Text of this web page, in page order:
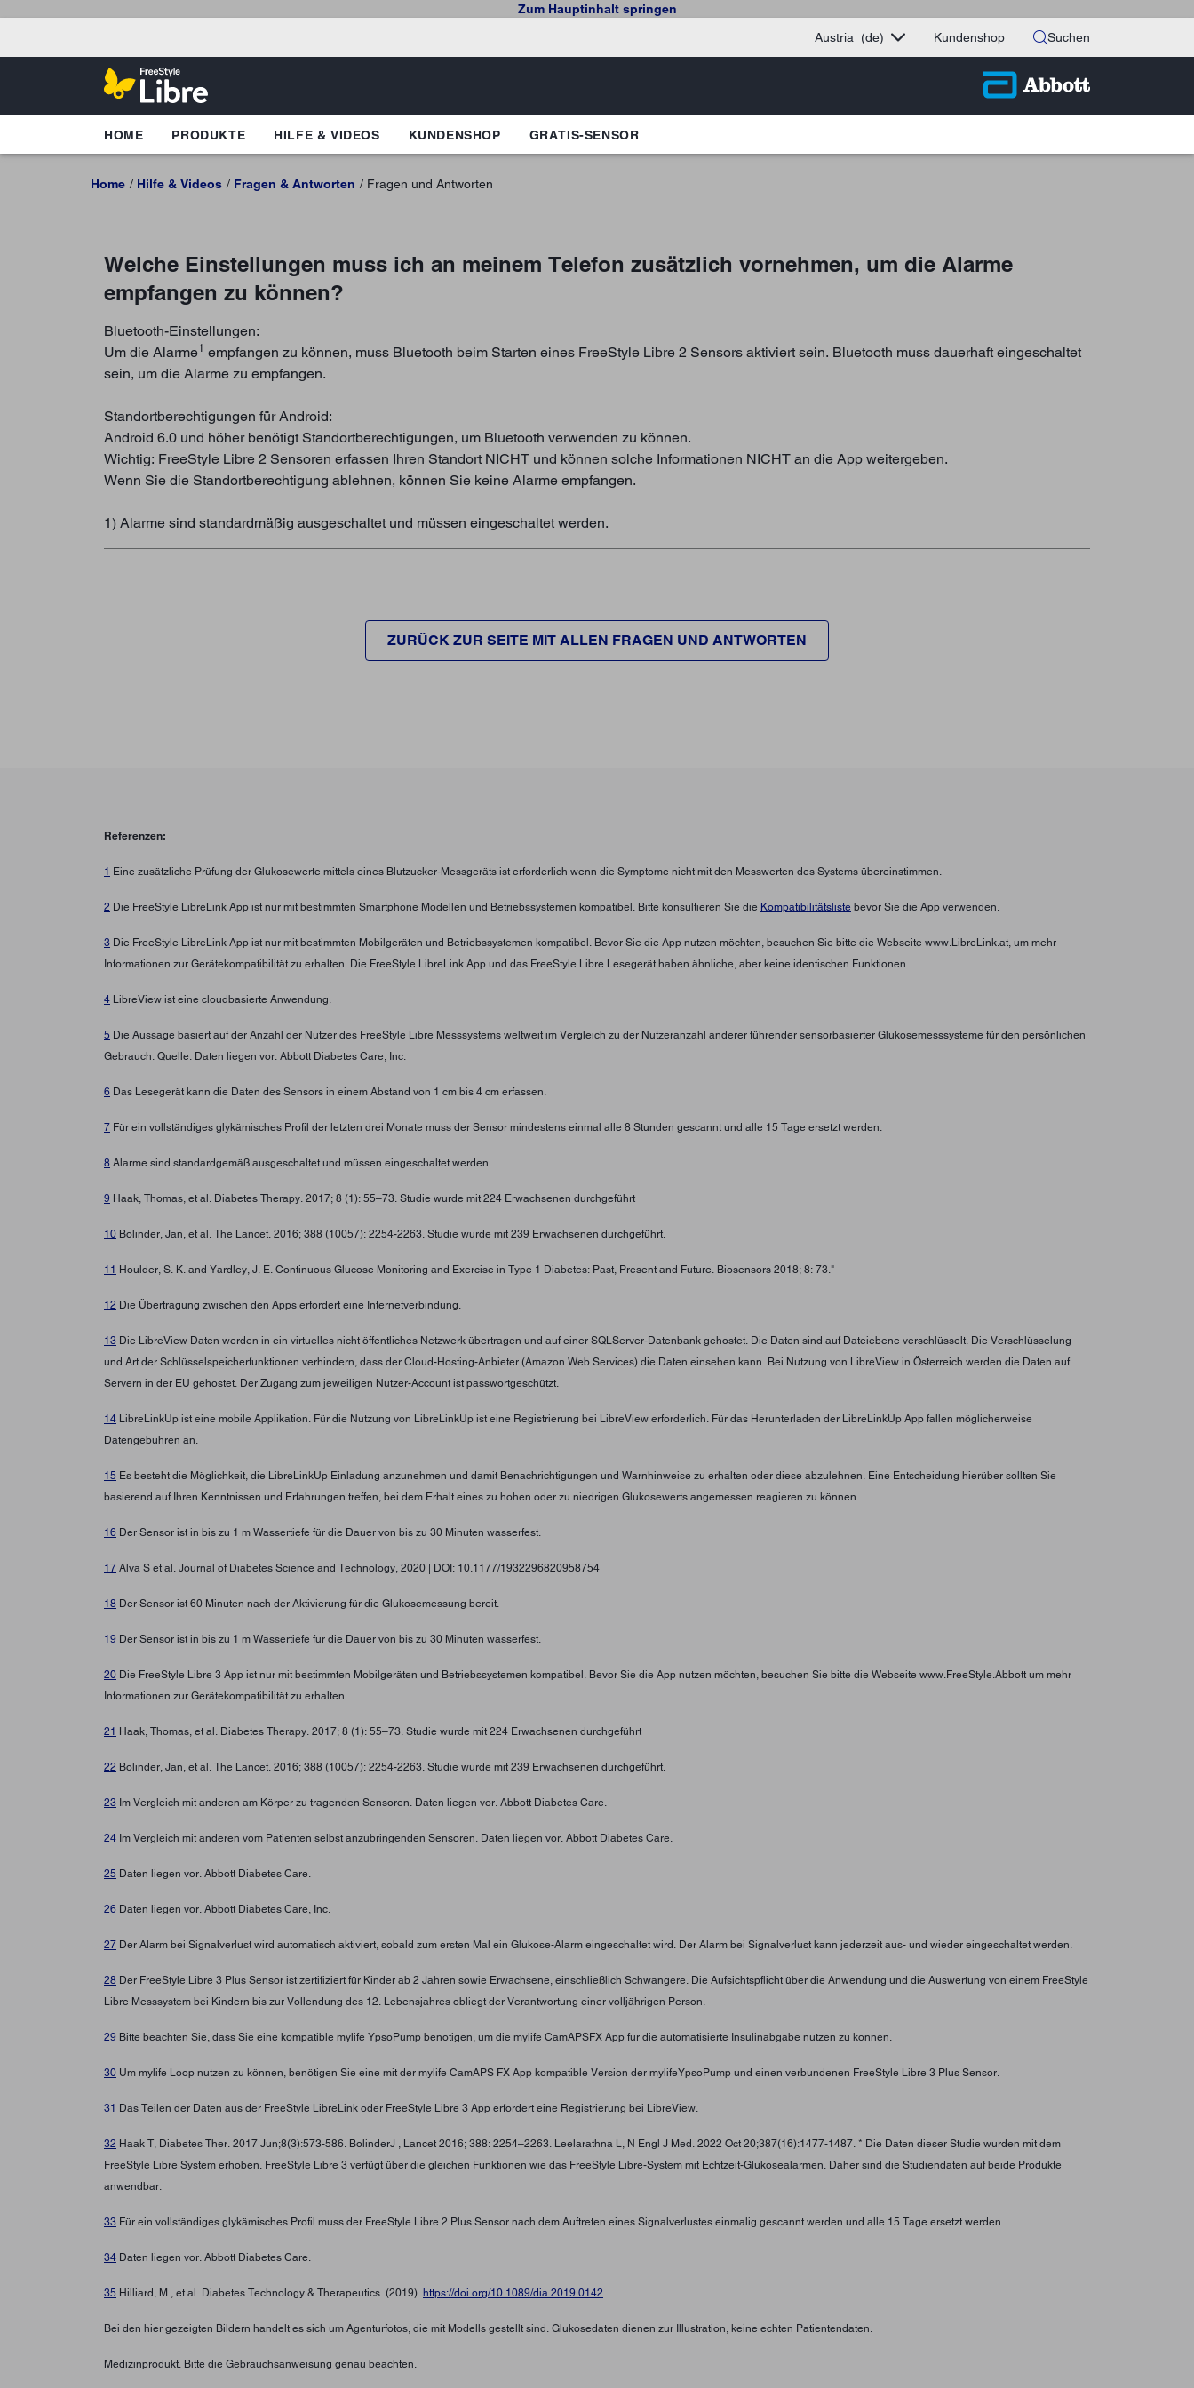
Zum Hauptinhalt springen
Austria
(de) Kundenshop Suchen
HOME PRODUKTE HILFE & VIDEOS KUNDENSHOP GRATIS-SENSOR
Home Hilfe & Videos Fragen & Antworten Fragen und Antworten
Welche Einstellungen muss ich an meinem Telefon zusätzlich vornehmen, um die Alarme
empfangen zu können?
Bluetooth-Einstellungen:
Um die Alarme1 empfangen zu können, muss Bluetooth beim Starten eines FreeStyle Libre 2 Sensors aktiviert sein. Bluetooth muss dauerhaft eingeschaltet
sein, um die Alarme zu empfangen.
Standortberechtigungen für Android:
Android 6.0 und höher benötigt Standortberechtigungen, um Bluetooth verwenden zu können.
Wichtig: FreeStyle Libre 2 Sensoren erfassen Ihren Standort NICHT und können solche Informationen NICHT an die App weitergeben.
Wenn Sie die Standortberechtigung ablehnen, können Sie keine Alarme empfangen.
1) Alarme sind standardmäßig ausgeschaltet und müssen eingeschaltet werden.
ZURÜCK ZUR SEITE MIT ALLEN FRAGEN UND ANTWORTEN
Referenzen:
1 Eine zusätzliche Prüfung der Glukosewerte mittels eines Blutzucker-Messgeräts ist erforderlich wenn die Symptome nicht mit den Messwerten des Systems übereinstimmen.
2 Die FreeStyle LibreLink App ist nur mit bestimmten Smartphone Modellen und Betriebssystemen kompatibel. Bitte konsultieren Sie die Kompatibilitätsliste bevor Sie die App verwenden.
3 Die FreeStyle LibreLink App ist nur mit bestimmten Mobilgeräten und Betriebssystemen kompatibel. Bevor Sie die App nutzen möchten, besuchen Sie bitte die Webseite www.LibreLink.at, um mehr
Informationen zur Gerätekompatibilität zu erhalten. Die FreeStyle LibreLink App und das FreeStyle Libre Lesegerät haben ähnliche, aber keine identischen Funktionen.
4 LibreView ist eine cloudbasierte Anwendung.
5 Die Aussage basiert auf der Anzahl der Nutzer des FreeStyle Libre Messsystems weltweit im Vergleich zu der Nutzeranzahl anderer führender sensorbasierter Glukosemesssysteme für den persönlichen
Gebrauch. Quelle: Daten liegen vor. Abbott Diabetes Care, Inc.
6 Das Lesegerät kann die Daten des Sensors in einem Abstand von 1 cm bis 4 cm erfassen.
7 Für ein vollständiges glykämisches Profil der letzten drei Monate muss der Sensor mindestens einmal alle 8 Stunden gescannt und alle 15 Tage ersetzt werden.
8 Alarme sind standardgemäß ausgeschaltet und müssen eingeschaltet werden.
9 Haak, Thomas, et al. Diabetes Therapy. 2017; 8 (1): 55–73. Studie wurde mit 224 Erwachsenen durchgeführt
10 Bolinder, Jan, et al. The Lancet. 2016; 388 (10057): 2254-2263. Studie wurde mit 239 Erwachsenen durchgeführt.
11 Houlder, S. K. and Yardley, J. E. Continuous Glucose Monitoring and Exercise in Type 1 Diabetes: Past, Present and Future. Biosensors 2018; 8: 73."
12 Die Übertragung zwischen den Apps erfordert eine Internetverbindung.
13 Die LibreView Daten werden in ein virtuelles nicht öffentliches Netzwerk übertragen und auf einer SQLServer-Datenbank gehostet. Die Daten sind auf Dateiebene verschlüsselt. Die Verschlüsselung
und Art der Schlüsselspeicherfunktionen verhindern, dass der Cloud-Hosting-Anbieter (Amazon Web Services) die Daten einsehen kann. Bei Nutzung von LibreView in Österreich werden die Daten auf
Servern in der EU gehostet. Der Zugang zum jeweiligen Nutzer-Account ist passwortgeschützt.
14 LibreLinkUp ist eine mobile Applikation. Für die Nutzung von LibreLinkUp ist eine Registrierung bei LibreView erforderlich. Für das Herunterladen der LibreLinkUp App fallen möglicherweise
Datengebühren an.
15 Es besteht die Möglichkeit, die LibreLinkUp Einladung anzunehmen und damit Benachrichtigungen und Warnhinweise zu erhalten oder diese abzulehnen. Eine Entscheidung hierüber sollten Sie
basierend auf Ihren Kenntnissen und Erfahrungen treffen, bei dem Erhalt eines zu hohen oder zu niedrigen Glukosewerts angemessen reagieren zu können.
16 Der Sensor ist in bis zu 1 m Wassertiefe für die Dauer von bis zu 30 Minuten wasserfest.
17 Alva S et al. Journal of Diabetes Science and Technology, 2020 | DOI: 10.1177/1932296820958754
18 Der Sensor ist 60 Minuten nach der Aktivierung für die Glukosemessung bereit.
19 Der Sensor ist in bis zu 1 m Wassertiefe für die Dauer von bis zu 30 Minuten wasserfest.
20 Die FreeStyle Libre 3 App ist nur mit bestimmten Mobilgeräten und Betriebssystemen kompatibel. Bevor Sie die App nutzen möchten, besuchen Sie bitte die Webseite www.FreeStyle.Abbott um mehr
Informationen zur Gerätekompatibilität zu erhalten.
21 Haak, Thomas, et al. Diabetes Therapy. 2017; 8 (1): 55–73. Studie wurde mit 224 Erwachsenen durchgeführt
22 Bolinder, Jan, et al. The Lancet. 2016; 388 (10057): 2254-2263. Studie wurde mit 239 Erwachsenen durchgeführt.
23 Im Vergleich mit anderen am Körper zu tragenden Sensoren. Daten liegen vor. Abbott Diabetes Care.
24 Im Vergleich mit anderen vom Patienten selbst anzubringenden Sensoren. Daten liegen vor. Abbott Diabetes Care.
25 Daten liegen vor. Abbott Diabetes Care.
26 Daten liegen vor. Abbott Diabetes Care, Inc.
27 Der Alarm bei Signalverlust wird automatisch aktiviert, sobald zum ersten Mal ein Glukose-Alarm eingeschaltet wird. Der Alarm bei Signalverlust kann jederzeit aus- und wieder eingeschaltet werden.
28 Der FreeStyle Libre 3 Plus Sensor ist zertifiziert für Kinder ab 2 Jahren sowie Erwachsene, einschließlich Schwangere. Die Aufsichtspflicht über die Anwendung und die Auswertung von einem FreeStyle
Libre Messsystem bei Kindern bis zur Vollendung des 12. Lebensjahres obliegt der Verantwortung einer volljährigen Person.
29 Bitte beachten Sie, dass Sie eine kompatible mylife YpsoPump benötigen, um die mylife CamAPSFX App für die automatisierte Insulinabgabe nutzen zu können.
30 Um mylife Loop nutzen zu können, benötigen Sie eine mit der mylife CamAPS FX App kompatible Version der mylifeYpsoPump und einen verbundenen FreeStyle Libre 3 Plus Sensor.
31 Das Teilen der Daten aus der FreeStyle LibreLink oder FreeStyle Libre 3 App erfordert eine Registrierung bei LibreView.
32 Haak T, Diabetes Ther. 2017 Jun;8(3):573-586. BolinderJ , Lancet 2016; 388: 2254–2263. Leelarathna L, N Engl J Med. 2022 Oct 20;387(16):1477-1487. * Die Daten dieser Studie wurden mit dem
FreeStyle Libre System erhoben. FreeStyle Libre 3 verfügt über die gleichen Funktionen wie das FreeStyle Libre-System mit Echtzeit-Glukosealarmen. Daher sind die Studiendaten auf beide Produkte
anwendbar.
33 Für ein vollständiges glykämisches Profil muss der FreeStyle Libre 2 Plus Sensor nach dem Auftreten eines Signalverlustes einmalig gescannt werden und alle 15 Tage ersetzt werden.
34 Daten liegen vor. Abbott Diabetes Care.
35 Hilliard, M., et al. Diabetes Technology & Therapeutics. (2019). https://doi.org/10.1089/dia.2019.0142.
Bei den hier gezeigten Bildern handelt es sich um Agenturfotos, die mit Modells gestellt sind. Glukosedaten dienen zur Illustration, keine echten Patientendaten.
Medizinprodukt. Bitte die Gebrauchsanweisung genau beachten.